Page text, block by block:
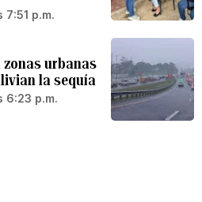
p.m.
urbanas
la sequía
6:23 p.m.